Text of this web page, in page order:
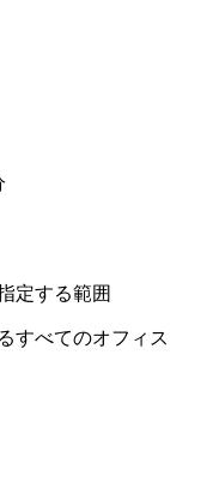
定する範囲
すべてのオフィス